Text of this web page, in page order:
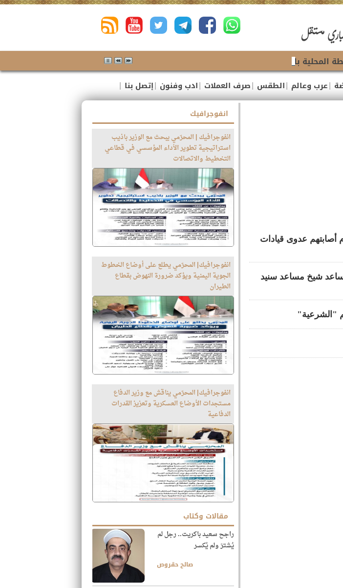
|عرب وعالم |الطقس |صرف العملات |ادب وفنون |إتصل بنا |
باجراء عملية جراحية وعلاج طفل من المهمشين ، احد ضحايا حادثة انفجار القنبلة
انفوجرافيك
انفوجرافيك | المحرّمي يبحث مع الوزير باذيب
استراتيجية تطوير الأداء المؤسسي في قطاعي
التخطيط والاتصالات
انفوجرافيك| المحرّمي يطلع على أوضاع الخطوط
الجوية اليمنية ويؤكد ضرورة النهوض بقطاع
الطيران
انفوجرافيك| المحرّمي يناقش مع وزير الدفاع
مستجدات الأوضاع العسكرية وتعزيز القدرات
الدفاعية
مقالات وكتاب
راجح سعيد باكريت.. رجل لم
يُشترَ ولم يُكسر
صالح حقروص
عدوى قيادات
مساعد شيخ مساعد سنيد
"الشرعية"